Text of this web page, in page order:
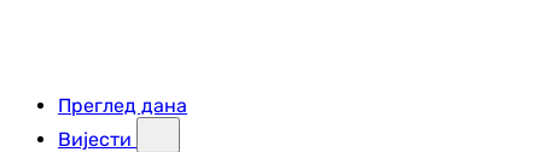
Преглед дана
Вијести